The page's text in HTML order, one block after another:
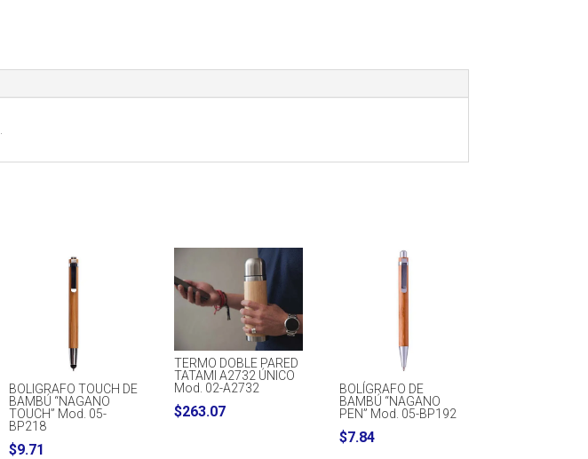
BOLIGRAFO TOUCH DE
BAMBÚ “NAGANO
TOUCH” Mod. 05-
BP218
$9.71
TERMO DOBLE PARED
TATAMI A2732 ÚNICO
Mod. 02-A2732
$263.07
BOLÍGRAFO DE
BAMBÚ “NAGANO
PEN” Mod. 05-BP192
$7.84